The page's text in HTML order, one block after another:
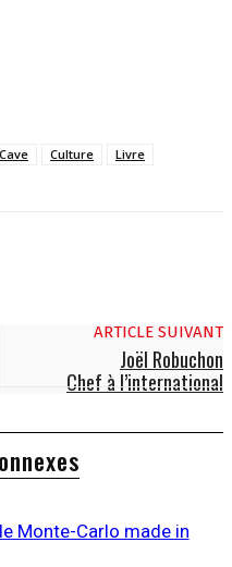
Culture
Livre
ARTICLE SUIVANT
Joël Robuchon
Chef à l’international
Monte-Carlo made in